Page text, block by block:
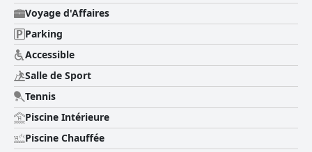
Voyage d'Affaires
Parking
Accessible
Salle de Sport
Tennis
Piscine Intérieure
Piscine Chauffée